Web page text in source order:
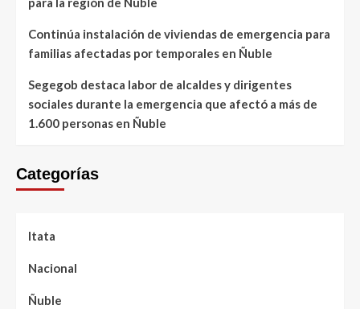
Continúa instalación de viviendas de emergencia para
familias afectadas por temporales en Ñuble
Segegob destaca labor de alcaldes y dirigentes
sociales durante la emergencia que afectó a más de
1.600 personas en Ñuble
Categorías
Itata
Nacional
Ñuble